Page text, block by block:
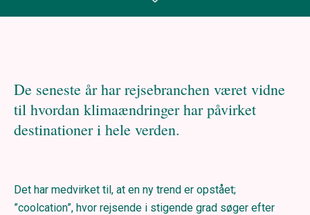
De seneste år har rejsebranchen været vidne
til hvordan klimaændringer har påvirket
destinationer i hele verden.
Det har medvirket til, at en ny trend er opstået;
”coolcation”, hvor rejsende i stigende grad søger efter